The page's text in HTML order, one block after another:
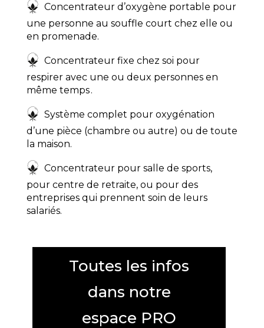
Concentrateur d’oxygène portable pour
une personne au souffle court chez elle ou
en promenade.
Concentrateur fixe chez soi pour
respirer avec une ou deux personnes en
même temps.
Système complet pour oxygénation
d’une pièce (chambre ou autre) ou de toute
la maison.
Concentrateur pour salle de sports,
pour centre de retraite, ou pour des
entreprises qui prennent soin de leurs
salariés.
Toutes les infos
dans notre
espace PRO